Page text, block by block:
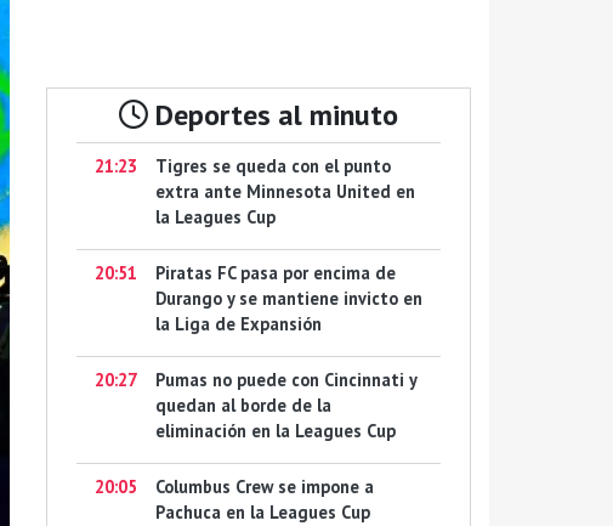
Deportes al minuto
21:23
Tigres se queda con el punto
extra ante Minnesota United en
la Leagues Cup
20:51
Piratas FC pasa por encima de
Durango y se mantiene invicto en
la Liga de Expansión
20:27
Pumas no puede con Cincinnati y
quedan al borde de la
eliminación en la Leagues Cup
20:05
Columbus Crew se impone a
Pachuca en la Leagues Cup